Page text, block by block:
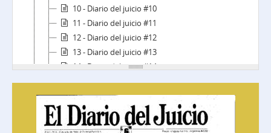
10 - Diario del juicio #10
11 - Diario del juicio #11
12 - Diario del juicio #12
13 - Diario del juicio #13
14 - Diario del juicio #14
15 - Diario del juicio #15
16 - Diario del juicio #16
17 - Diario del juicio #17
18 - Diario del juicio #18